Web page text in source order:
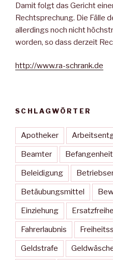
Damit folgt das Gericht
Rechtsprechung. Die Fälle
allerdings noch nicht
worden, so dass derzeit
http://www.ra-schrank.de
SCHLAGWÖRTER
Apotheker
Beamter
Beleidigung
Betäubungsmittel
Einziehung
Fahrerlaubnis
Geldstrafe